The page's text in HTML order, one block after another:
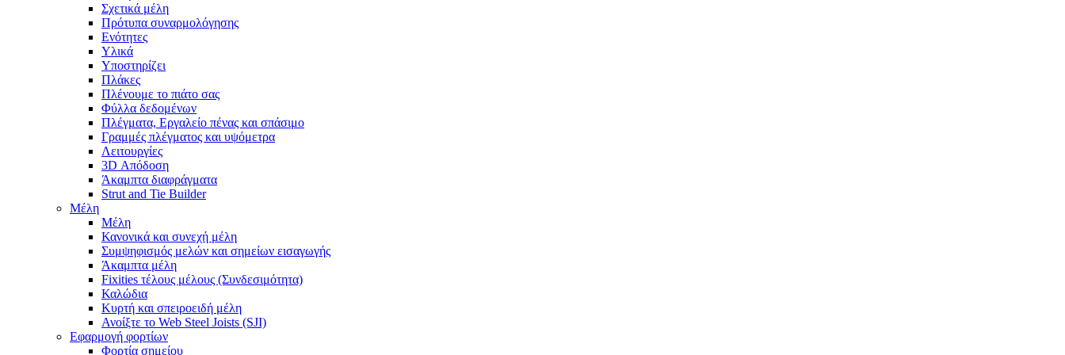
Σχετικά μέλη
Πρότυπα συναρμολόγησης
Ενότητες
Υλικά
Υποστηρίζει
Πλάκες
Πλένουμε το πιάτο σας
Φύλλα δεδομένων
Πλέγματα, Εργαλείο πένας και σπάσιμο
Γραμμές πλέγματος και υψόμετρα
Λειτουργίες
3D Απόδοση
Άκαμπτα διαφράγματα
Strut and Tie Builder
Μέλη
Μέλη
Κανονικά και συνεχή μέλη
Συμψηφισμός μελών και σημείων εισαγωγής
Άκαμπτα μέλη
Fixities τέλους μέλους (Συνδεσιμότητα)
Καλώδια
Κυρτή και σπειροειδή μέλη
Ανοίξτε το Web Steel Joists (SJI)
Εφαρμογή φορτίων
Φορτία σημείου